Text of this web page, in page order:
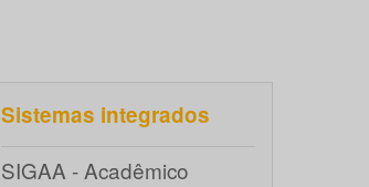
Sistemas integrados
SIGAA - Acadêmico